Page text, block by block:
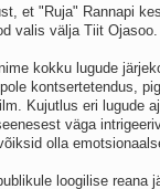
et "Ruja" Rannapi
valis välja Tiit Ojasoo.
kokku lugude
kontsertetendus,
Kujutlus eri lugude
väga
olla
loogilise reana